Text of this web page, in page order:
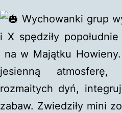
Wychowanki grup
i X spędziły
na w Majątku
jesienną atmosferę,
rozmaitych dyń,
zabaw. Zwiedziły mini